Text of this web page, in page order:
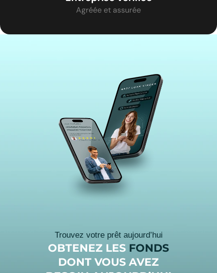
Agréée et assurée
Trouvez votre prêt aujourd’hui
OBTENEZ LES FONDS
DONT VOUS AVEZ